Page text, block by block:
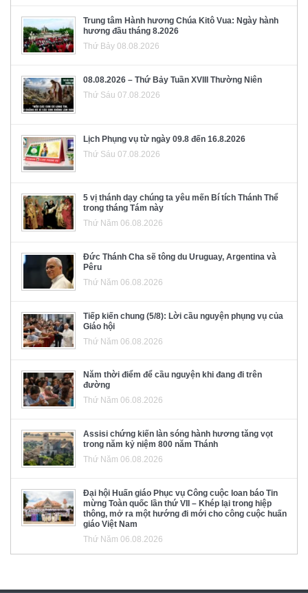
Trung tâm Hành hương Chúa Kitô Vua: Ngày hành
hương đầu tháng 8.2026
Thứ Bảy 08.08.2026
08.08.2026 – Thứ Bảy Tuần XVIII Thường Niên
Thứ Sáu 07.08.2026
Lịch Phụng vụ từ ngày 09.8 đến 16.8.2026
Thứ Sáu 07.08.2026
5 vị thánh dạy chúng ta yêu mến Bí tích Thánh Thể
trong tháng Tám này
Thứ Năm 06.08.2026
Đức Thánh Cha sẽ tông du Uruguay, Argentina và
Pêru
Thứ Năm 06.08.2026
Tiếp kiến chung (5/8): Lời cầu nguyện phụng vụ của
Giáo hội
Thứ Năm 06.08.2026
Năm thời điểm để cầu nguyện khi đang đi trên
đường
Thứ Năm 06.08.2026
Assisi chứng kiến làn sóng hành hương tăng vọt
trong năm kỷ niệm 800 năm Thánh
Thứ Năm 06.08.2026
Đại hội Huấn giáo Phục vụ Công cuộc loan báo Tin
mừng Toàn quốc lần thứ VII – Khép lại trong hiệp
thông, mở ra một hướng đi mới cho công cuộc huấn
giáo Việt Nam
Thứ Năm 06.08.2026